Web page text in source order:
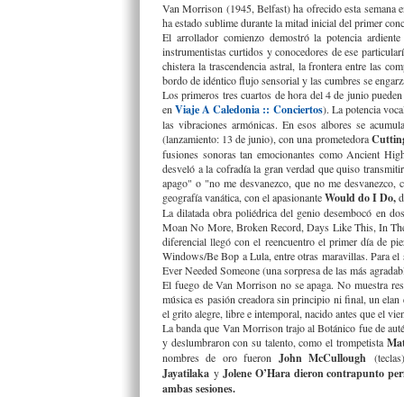
Van Morrison (1945, Belfast) ha ofrecido esta semana
ha estado sublime durante la mitad inicial del primer
El arrollador comienzo demostró la potencia
instrumentistas curtidos y conocedores de ese
chistera la trascendencia astral, la frontera entre las
bordo de idéntico flujo sensorial y las cumbres se
Los primeros tres cuartos de hora del 4 de junio
enViaje A Caledonia :: Conciertos). La potencia
las vibraciones armónicas. En esos albores se
(lanzamiento: 13 de junio), con una prometedora
fusiones sonoras tan emocionantes como Ancient
desveló a la cofradía la gran verdad que quiso
apago" o "no me desvanezco, que no me
geografía vanática, con el apasionanteWould do I Do,
La dilatada obra poliédrica del genio desembocó en
Moan No More, Broken Record, Days Like This, In
diferencial llegó con el reencuentro el primer día de
Windows/Be Bop a Lula, entre otras maravillas. Para
Ever Needed Someone (una sorpresa de las más
El fuego de Van Morrison no se apaga. No muestra
música es pasión creadora sin principio ni final, un
el grito alegre, libre e intemporal, nacido antes que el
La banda que Van Morrison trajo al Botánico fue de
y deslumbraron con su talento, como el trompetista
nombres de oro fueron John McCullough
Jayatilaka yJolene O’Hara dieron contrapunto
ambas sesiones.